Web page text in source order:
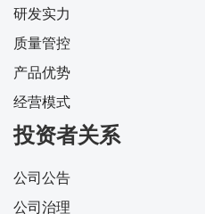
研发实力
质量管控
产品优势
经营模式
投资者关系
公司公告
公司治理